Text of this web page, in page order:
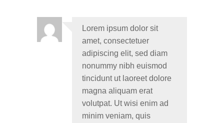
Lorem ipsum dolor sit
amet, consectetuer
adipiscing elit, sed diam
nonummy nibh euismod
tincidunt ut laoreet dolore
magna aliquam erat
volutpat. Ut wisi enim ad
minim veniam, quis